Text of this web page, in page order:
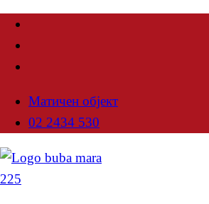
Матичен објект
02 2434 530